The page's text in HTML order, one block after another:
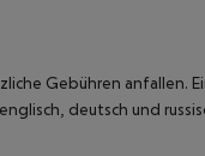
Gebühren anfallen.
deutsch und